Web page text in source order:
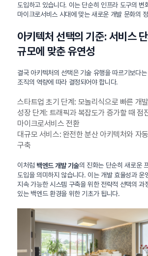
도입하고 있습니다. 이는 단순히 인프라 도구의 변
마이크로서비스 시대에 맞는 새로운 개발 문화의
아키텍처 선택의 기준: 서비스
규모에 맞춘 유연성
결국 아키텍처의 선택은 기술 유행을 따르기보다
조직의 역량에 따라 결정되어야 합니다.
스타트업 초기 단계: 모놀리식으로 빠른 개
성장 단계: 트래픽과 복잡도가 증가할 때 점
마이크로서비스 전환
대규모 서비스: 완전한 분산 아키텍처와 자
구축
이처럼 백엔드 개발 기술의 진화는 단순히 새로운
도입을 의미하지 않습니다. 이는 개발 효율성과 운
지속 가능한 시스템 구축을 위한 전략적 선택의 과
있는 백엔드 환경을 위한 기초가 됩니다.